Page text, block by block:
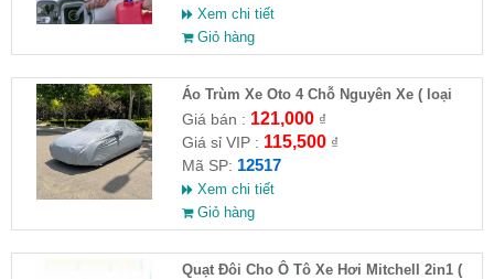
Xem chi tiết
Giỏ hàng
Áo Trùm Xe Oto 4 Chỗ Nguyên Xe ( loại
lớn )( HĐ )
Giá bán : 121,000₫
Giá sỉ VIP : 115,500₫
Mã SP: 12517
Xem chi tiết
Giỏ hàng
Quạt Đôi Cho Ô Tô Xe Hơi Mitchell 2in1 (